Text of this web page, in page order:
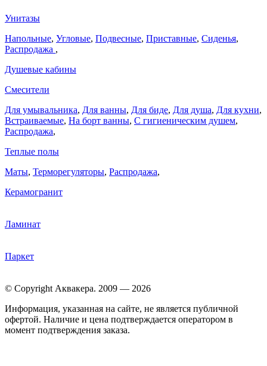
Унитазы
Напольные, Угловые, Подвесные, Приставные, Сиденья,
Распродажа ,
Душевые кабины
Смесители
Для умывальника, Для ванны, Для биде, Для душа, Для кухни,
Встраиваемые, На борт ванны, C гигиеническим душем,
Распродажа,
Теплые полы
Маты, Терморегуляторы, Распродажа,
Керамогранит
Ламинат
Паркет
© Copyright Аквакера. 2009 — 2026
Информация, указанная на сайте, не является публичной
офертой. Наличие и цена подтверждается оператором в
момент подтверждения заказа.